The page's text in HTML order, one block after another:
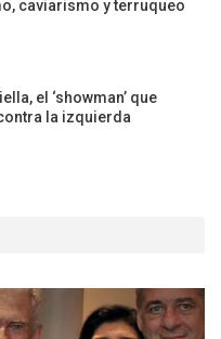
caviarismo y terruqueo
el ‘showman’ que
la izquierda